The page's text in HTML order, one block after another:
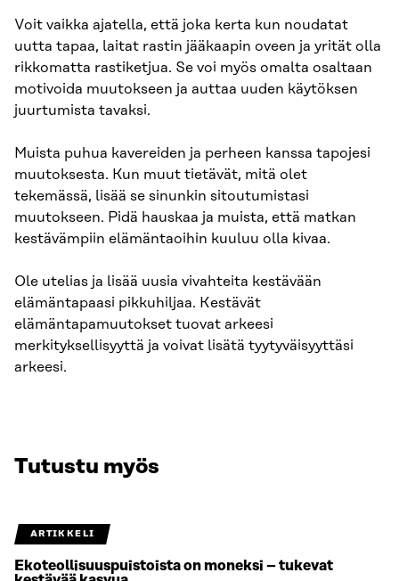
Voit vaikka ajatella, että joka kerta kun noudatat
uutta tapaa, laitat rastin jääkaapin oveen ja yrität olla
rikkomatta rastiketjua. Se voi myös omalta osaltaan
motivoida muutokseen ja auttaa uuden käytöksen
juurtumista tavaksi.
Muista puhua kavereiden ja perheen kanssa tapojesi
muutoksesta. Kun muut tietävät, mitä olet
tekemässä, lisää se sinunkin sitoutumistasi
muutokseen. Pidä hauskaa ja muista, että matkan
kestävämpiin elämäntaoihin kuuluu olla kivaa.
Ole utelias ja lisää uusia vivahteita kestävään
elämäntapaasi pikkuhiljaa. Kestävät
elämäntapamuutokset tuovat arkeesi
merkityksellisyyttä ja voivat lisätä tyytyväisyyttäsi
arkeesi.
Tutustu myös
ARTIKKELI
Ekoteollisuuspuistoista on moneksi – tukevat